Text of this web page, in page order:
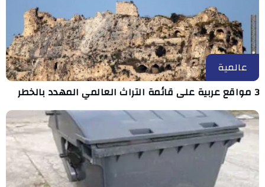
عالمية
3 مواقع عربية على قائمة التراث العالمي المهدد بالخطر